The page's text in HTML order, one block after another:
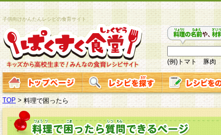
子供向けかんたんレシピの食育サイト
(例)トマト 豚肉
TOP >料理で困ったら